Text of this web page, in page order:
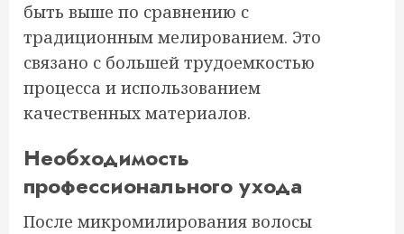
быть выше по сравнению с
традиционным мелированием. Это
связано с большей трудоемкостью
процесса и использованием
качественных материалов.
Необходимость
профессионального ухода
После микромилирования волосы